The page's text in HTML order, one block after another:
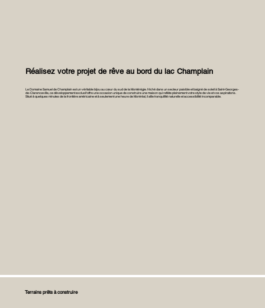
Réalisez votre projet de rêve au bord du lac Champlain
Le Domaine Samuel de Champlain est un véritable bijou au cœur du sud de la Montérégie. Niché dans un secteur paisible et baigné de soleil à Saint-Georges-
de-Clarenceville, ce développement exclusif offre une occasion unique de construire une maison qui reflète pleinement votre style de vie et vos aspirations.
Situé à quelques minutes de la frontière américaine et à seulement une heure de Montréal, il allie tranquillité naturelle et accessibilité incomparable.
Terrains prêts à construire